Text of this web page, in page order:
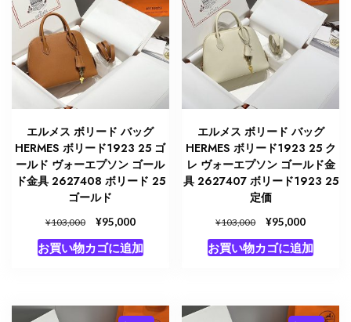
エルメス ボリード バッグ
HERMES ボリード1923 25 ゴ
ールド ヴォーエプソン ゴール
ド金具 2627408 ボリード 25
ゴールド
¥103,000
元
の
価
¥95,000現
在
の
¥95,000
お買い物カゴに追加
エルメス ボリード バッグ
HERMES ボリード1923 25 ク
レ ヴォーエプソン ゴールド金
具 2627407 ボリード1923 25
定価
¥103,000
元
の
価
¥95,000現
在
の
¥95,000
お買い物カゴに追加